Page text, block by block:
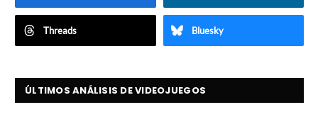
Threads Bluesky
ÚLTIMOS ANÁLISIS DE VIDEOJUEGOS